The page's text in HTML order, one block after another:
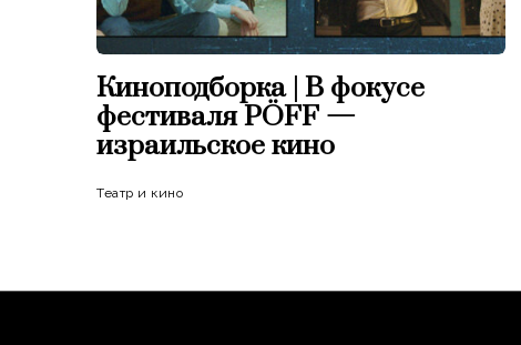
Киноподборка | В фокусе
фестиваля PÖFF —
израильское кино
Театр и кино